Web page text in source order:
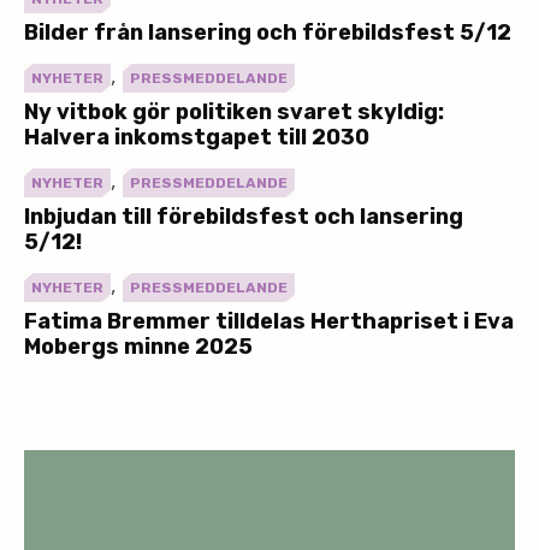
Bilder från lansering och förebildsfest 5/12
NYHETER , PRESSMEDDELANDE
Ny vitbok gör politiken svaret skyldig:
Halvera inkomstgapet till 2030
NYHETER , PRESSMEDDELANDE
Inbjudan till förebildsfest och lansering
5/12!
NYHETER , PRESSMEDDELANDE
Fatima Bremmer tilldelas Herthapriset i Eva
Mobergs minne 2025